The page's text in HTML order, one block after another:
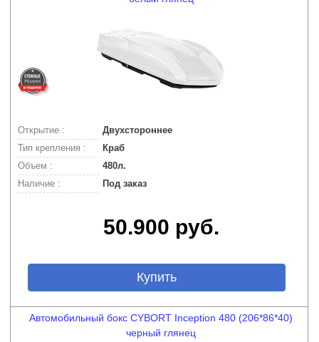
Открытие :
Двухстороннее
Тип крепления :
Краб
Объем :
480л.
Наличие :
Под заказ
50.900 руб.
Купить
Автомобильный бокс CYBORT Inception 480 (206*86*40)
черный глянец